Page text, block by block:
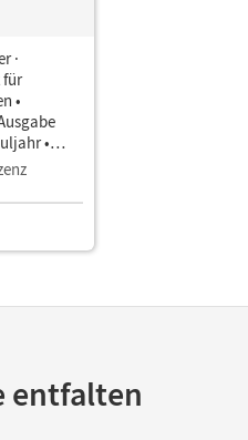
·
für
•
•
E-Book
entfalten